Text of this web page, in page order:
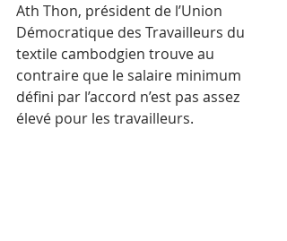
Ath Thon, président de l’Union
Démocratique des Travailleurs du
textile cambodgien trouve au
contraire que le salaire minimum
défini par l’accord n’est pas assez
élevé pour les travailleurs.